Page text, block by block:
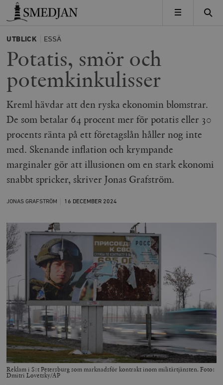
Timbro
MENY
UTBLICK ESSÄ
Potatis, smör och
potemkinkulisser
Kreml hävdar att den ryska ekonomin blomstrar.
De som betalar 64 procent mer för potatis eller 30
procents ränta på ett företagslån håller nog inte
med. Skenande inflation och krympande
marginaler gör att illusionen om en stark ekonomi
snabbt spricker, skriver Jonas Grafström.
JONAS GRAFSTRÖM 16 DECEMBER 2024
Reklam i S:t Petersburg som marknadsför kontrakt inom militärtjänsten. Foto:
Dmitri Lovetsky/AP